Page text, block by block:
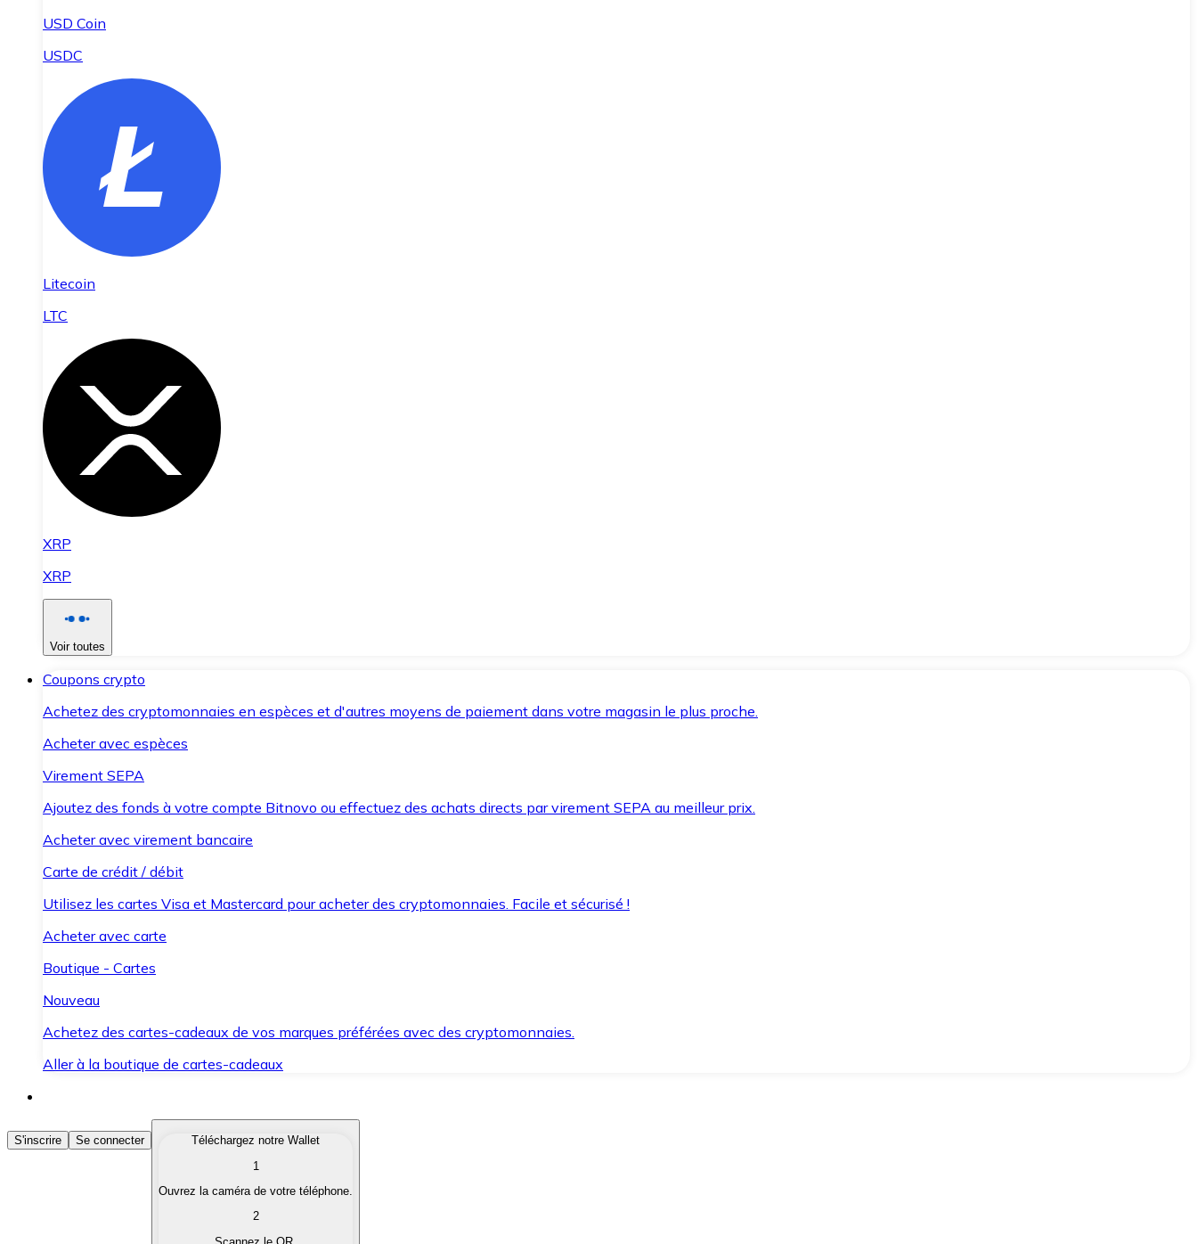
USD Coin
USDC
Litecoin
LTC
XRP
XRP
Voir toutes
Coupons crypto
Achetez des cryptomonnaies en espèces et d'autres moyens de paiement dans votre magasin le plus proche.
Acheter avec espèces
Virement SEPA
Ajoutez des fonds à votre compte Bitnovo ou effectuez des achats directs par virement SEPA au meilleur prix.
Acheter avec virement bancaire
Carte de crédit / débit
Utilisez les cartes Visa et Mastercard pour acheter des cryptomonnaies. Facile et sécurisé !
Acheter avec carte
Boutique - Cartes
Nouveau
Achetez des cartes-cadeaux de vos marques préférées avec des cryptomonnaies.
Aller à la boutique de cartes-cadeaux
Acheter des Cryptomonnaies
Achetez les cryptomonnaies qui vous intéressent rapidement et en toute sécurité.
Convertissez vos cryptomonnaies en monnaie fiduciaire lorsque vous en avez besoin.
S'inscrire Se connecter
Téléchargez notre Wallet
1
Ouvrez la caméra de votre téléphone.
2